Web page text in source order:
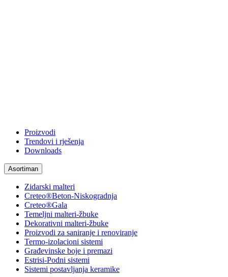
Proizvodi
Trendovi i rješenja
Downloads
Asortiman
Zidarski malteri
Creteo®Beton-Niskogradnja
Creteo®Gala
Temeljni malteri-žbuke
Dekorativni malteri-žbuke
Proizvodi za saniranje i renoviranje
Termo-izolacioni sistemi
Građevinske boje i premazi
Estrisi-Podni sistemi
Sistemi postavljanja keramike